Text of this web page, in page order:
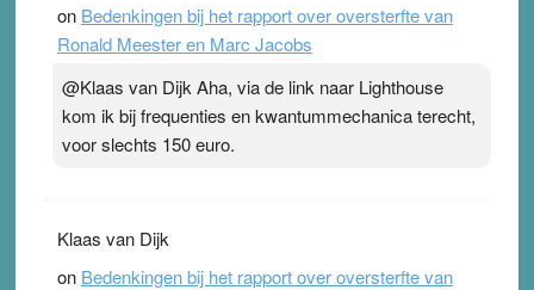
on Bedenkingen bij het rapport over oversterfte van
Ronald Meester en Marc Jacobs
@Klaas van Dijk Aha, via de link naar Lighthouse
kom ik bij frequenties en kwantummechanica terecht,
voor slechts 150 euro.
Klaas van Dijk
on Bedenkingen bij het rapport over oversterfte van